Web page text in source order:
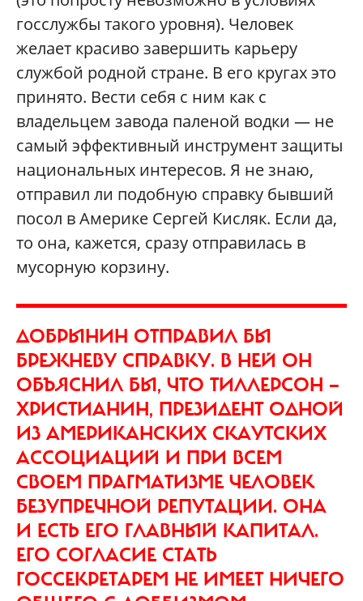
госслужбы такого уровня). Человек
желает красиво завершить карьеру
службой родной стране. В его кругах это
принято. Вести себя с ним как с
владельцем завода паленой водки — не
самый эффективный инструмент защиты
национальных интересов. Я не знаю,
отправил ли подобную справку бывший
посол в Америке Сергей Кисляк. Если да,
то она, кажется, сразу отправилась в
мусорную корзину.
ДОБРЫНИН ОТПРАВИЛ БЫ
БРЕЖНЕВУ СПРАВКУ. В НЕЙ ОН
ОБЪЯСНИЛ БЫ, ЧТО ТИЛЛЕРСОН —
ХРИСТИАНИН, ПРЕЗИДЕНТ ОДНОЙ
ИЗ АМЕРИКАНСКИХ СКАУТСКИХ
АССОЦИАЦИЙ И ПРИ ВСЕМ
СВОЕМ ПРАГМАТИЗМЕ ЧЕЛОВЕК
БЕЗУПРЕЧНОЙ РЕПУТАЦИИ. ОНА
И ЕСТЬ ЕГО ГЛАВНЫЙ КАПИТАЛ.
ЕГО СОГЛАСИЕ СТАТЬ
ГОССЕКРЕТАРЕМ НЕ ИМЕЕТ НИЧЕГО